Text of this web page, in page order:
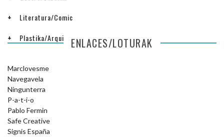
Literatura/Comic
Plastika/ArquitecturaENLACES/LOTURAK
Marclovesme
Navegavela
Ningunterra
P-a-t-i-o
Pablo Fermin
Safe Creative
Signis España